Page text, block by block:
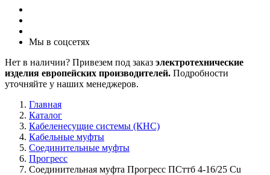
Мы в соцсетях
Нет в наличии? Привезем под заказ электротехнические
изделия европейских производителей. Подробности
уточняйте у наших менеджеров.
Главная
Каталог
Кабеленесущие системы (КНС)
Кабельные муфты
Соединительные муфты
Прогресс
Соединительная муфта Прогресс ПСттб 4-16/25 Cu